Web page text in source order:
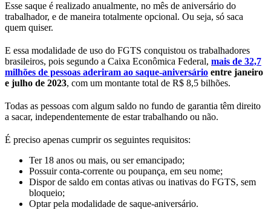
Esse saque é realizado anualmente, no mês de aniversário do
trabalhador, e de maneira totalmente opcional. Ou seja, só saca
quem quiser.
E essa modalidade de uso do FGTS conquistou os trabalhadores
brasileiros, pois segundo a Caixa Econômica Federal, mais de 32,7
milhões de pessoas aderiram ao saque-aniversário entre janeiro
e julho de 2023, com um montante total de R$ 8,5 bilhões.
Todas as pessoas com algum saldo no fundo de garantia têm direito
a sacar, independentemente de estar trabalhando ou não.
É preciso apenas cumprir os seguintes requisitos:
Ter 18 anos ou mais, ou ser emancipado;
Possuir conta-corrente ou poupança, em seu nome;
Dispor de saldo em contas ativas ou inativas do FGTS, sem
bloqueio;
Optar pela modalidade de saque-aniversário.